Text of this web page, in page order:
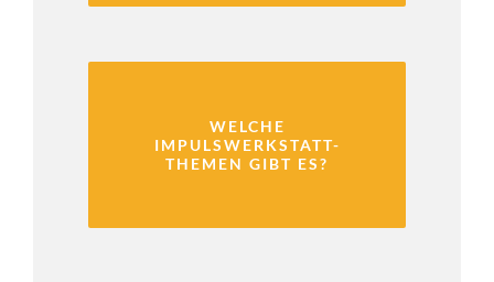
WELCHE
IMPULSWERKSTATT-
THEMEN GIBT ES?